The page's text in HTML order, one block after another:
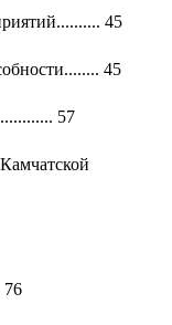
45
45
57
76